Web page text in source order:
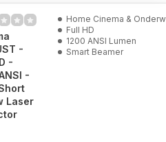
-
-
-
Laser
Home Cinema &
Full HD
1200 ANSI Lumen
Smart Beamer